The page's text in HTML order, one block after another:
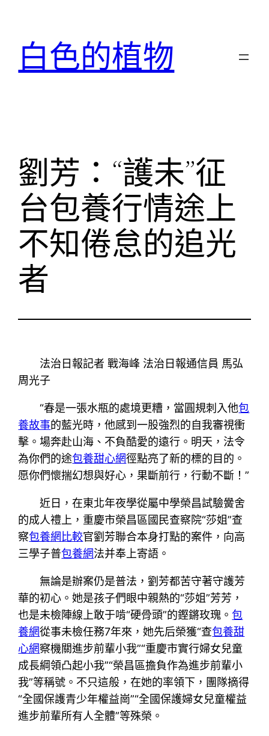
白色的植物
劉芳：“護未”征
台包養行情途上
不知倦怠的追光
者
法治日報記者 戰海峰 法治日報通信員 馬弘
周光子
“春是一張水瓶的處境更糟，當圓規刺入他包
養故事的藍光時，他感到一股強烈的自我審視衝
擊。場奔赴山海、不負酷愛的遠行。明天，法令
為你們的途包養甜心網徑點亮了新的標的目的。
愿你們懷揣幻想與好心，果斷前行，行動不斷！”
近日，在東北年夜學從屬中學榮昌試驗黌舍
的成人禮上，重慶市榮昌區國民查察院“莎姐”查
察包養網比較官劉芳聯合本身打點的案件，向高
三學子普包養網法并奉上寄語。
無論是辦案仍是普法，劉芳都苦守著守護芳
華的初心。她是孩子們眼中親熱的“莎姐”芳芳，
也是未檢陣線上敢于啃“硬骨頭”的鏗鏘玫瑰。包
養網從事未檢任務7年來，她先后榮獲“查包養甜
心網察機關進步前輩小我”“重慶市實行婦女兒童
成長綱領凸起小我”“榮昌區擔負作為進步前輩小
我”等稱號。不只這般，在她的率領下，團隊摘得
“全國保護青少年權益崗”“全國保護婦女兒童權益
進步前輩所有人全體”等殊榮。